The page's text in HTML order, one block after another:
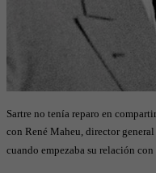
Sartre no tenía reparo en
con René Maheu, director
cuando empezaba su relación con